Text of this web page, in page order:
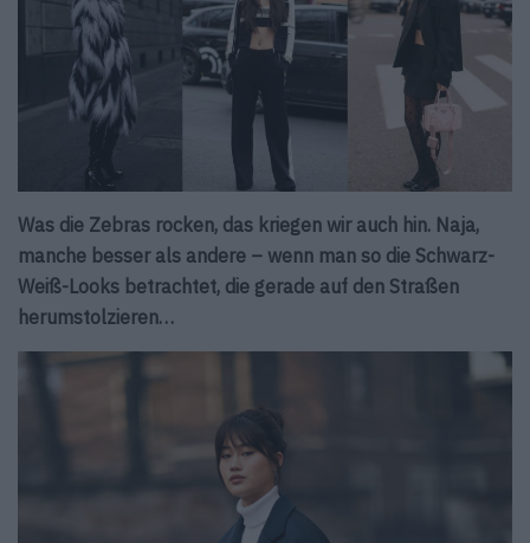
Was die Zebras rocken, das kriegen wir auch hin. Naja,
manche besser als andere – wenn man so die Schwarz-
Weiß-Looks betrachtet, die gerade auf den Straßen
herumstolzieren…